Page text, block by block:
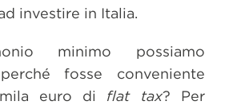
investire in Italia.
minimo possiamo
fosse conveniente
euro di flat tax? Per